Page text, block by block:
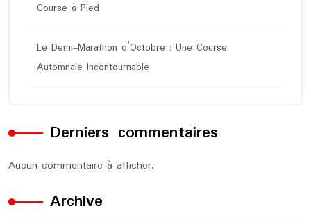
Course à Pied
Le Demi-Marathon d’Octobre : Une Course
Automnale Incontournable
Derniers commentaires
Aucun commentaire à afficher.
Archive